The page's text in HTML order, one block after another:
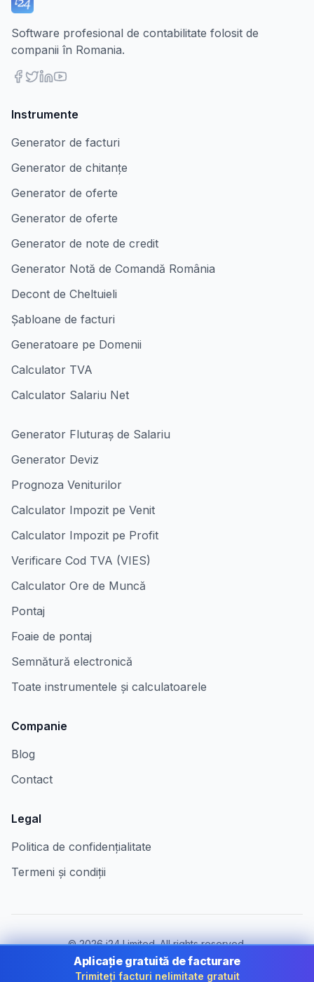
Software profesional de contabilitate folosit de
companii în Romania.
Instrumente
Generator de facturi
Generator de chitanțe
Generator de oferte
Generator de oferte
Generator de note de credit
Generator Notă de Comandă România
Decont de Cheltuieli
Șabloane de facturi
Generatoare pe Domenii
Calculator TVA
Calculator Salariu Net
Generator Fluturaș de Salariu
Generator Deviz
Prognoza Veniturilor
Calculator Impozit pe Venit
Calculator Impozit pe Profit
Verificare Cod TVA (VIES)
Calculator Ore de Muncă
Pontaj
Foaie de pontaj
Semnătură electronică
Toate instrumentele și calculatoarele
Companie
Blog
Contact
Legal
Politica de confidențialitate
Termeni și condiții
©2026i24 Limited. All rights reserved.
Pentru companii în Romania
Schimbă țara:
Romania
Aplicație gratuită de facturare
Trimiteți facturi nelimitate gratuit